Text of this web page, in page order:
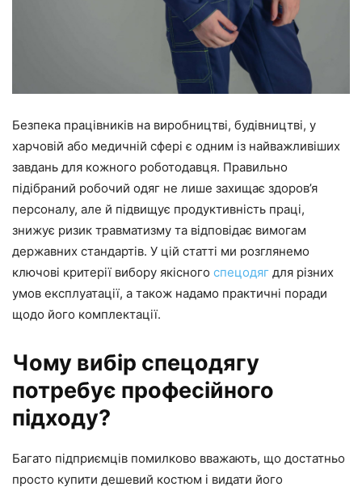
Безпека працівників на виробництві, будівництві, у
харчовій або медичній сфері є одним із найважливіших
завдань для кожного роботодавця. Правильно
підібраний робочий одяг не лише захищає здоров’я
персоналу, але й підвищує продуктивність праці,
знижує ризик травматизму та відповідає вимогам
державних стандартів. У цій статті ми розглянемо
ключові критерії вибору якісного спецодяг для різних
умов експлуатації, а також надамо практичні поради
щодо його комплектації.
Чому вибір спецодягу
потребує професійного
підходу?
Багато підприємців помилково вважають, що достатньо
просто купити дешевий костюм і видати його